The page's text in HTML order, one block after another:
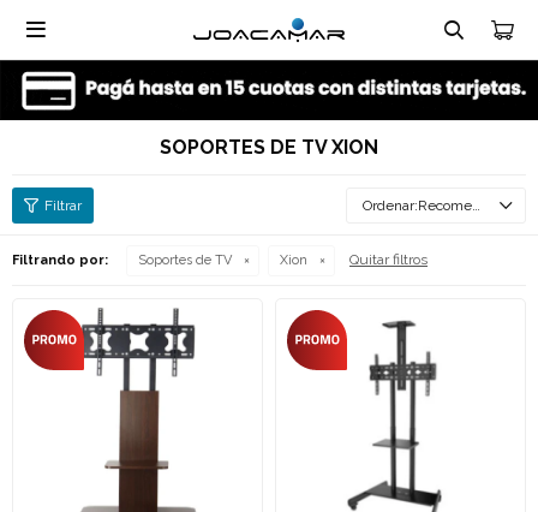

SOPORTES DE TV XION
Recomendados
Filtrando por: Soportes de TV Xion Quitar filtros